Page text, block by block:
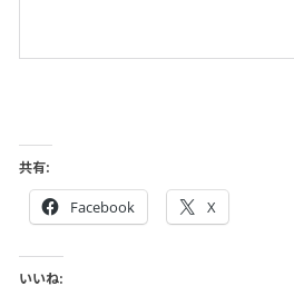
共有:
Facebook X
いいね: